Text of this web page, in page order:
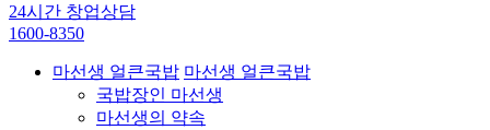
24시간 창업상담
1600-8350
마선생 얼큰국밥 마선생 얼큰국밥
국밥장인 마선생
마선생의 약속